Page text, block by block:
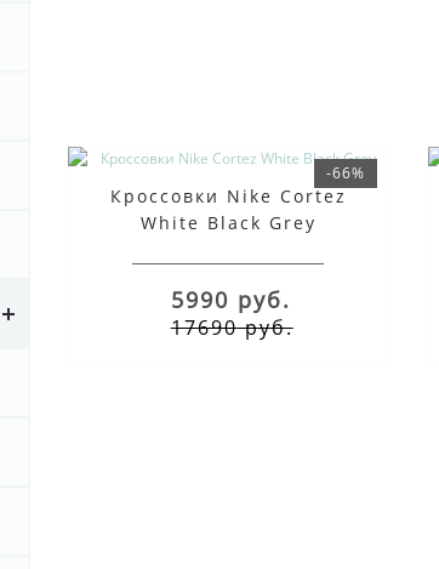
-66%
Кроссовки Nike Cortez
White Black Grey
5990 руб.
17690 руб.